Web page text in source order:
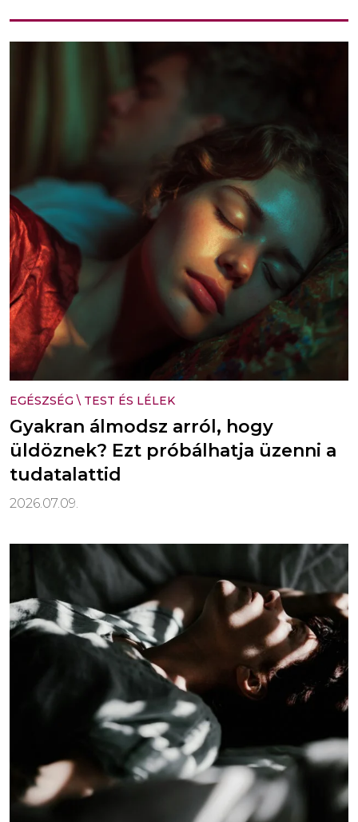
EGÉSZSÉG \ TEST ÉS LÉLEK
Gyakran álmodsz arról, hogy
üldöznek? Ezt próbálhatja üzenni a
tudatalattid
2026.07.09.